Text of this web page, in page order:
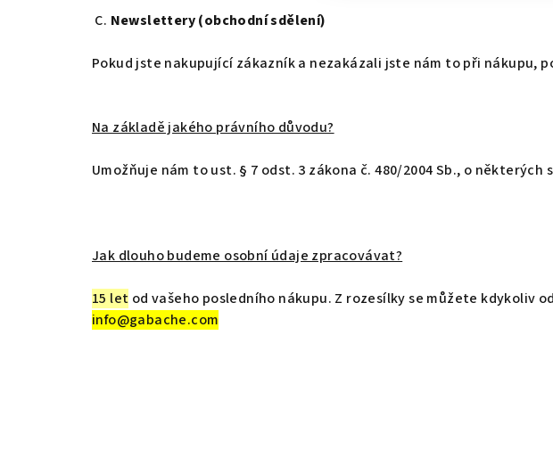
C. Newslettery (obchodní sdělení)
Pokud jste nakupující zákazník a nezakázali jste nám to při nákupu,
Na základě jakého právního důvodu?
Umožňuje nám to ust. § 7 odst. 3 zákona č. 480/2004 Sb., o
Jak dlouho budeme osobní údaje zpracovávat?
15 let od vašeho posledního nákupu. Z rozesílky se můžete
info@gabache.com